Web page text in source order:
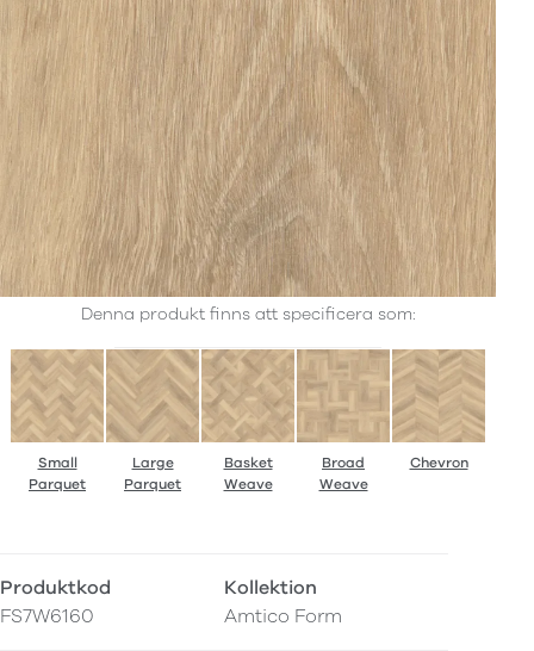
Denna produkt finns att specificera som:
Small
Parquet
Large
Parquet
Basket
Weave
Broad
Weave
Chevron
Produktkod
FS7W6160
Kollektion
Amtico Form